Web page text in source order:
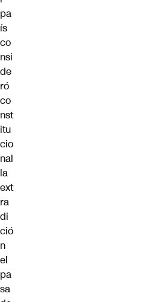
pa
ís
co
nsi
de
ró
co
nst
itu
cio
nal
la
ext
ra
di
ció
n
el
pa
sa